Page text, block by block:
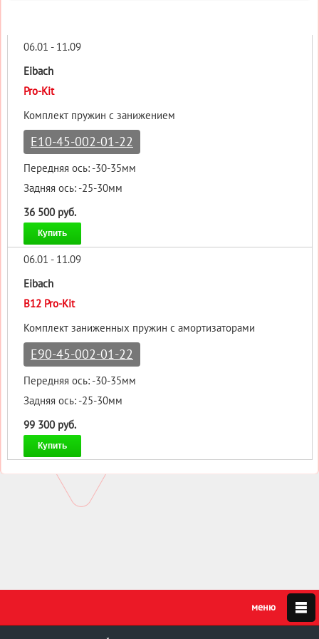
06.01 - 11.09
Eibach
Pro-Kit
Комплект пружин с занижением
E10-45-002-01-22
Передняя ось: -30-35мм
Задняя ось: -25-30мм
36 500 руб.
Купить
06.01 - 11.09
Eibach
B12 Pro-Kit
Комплект заниженных пружин с амортизаторами
E90-45-002-01-22
Передняя ось: -30-35мм
Задняя ось: -25-30мм
99 300 руб.
Купить